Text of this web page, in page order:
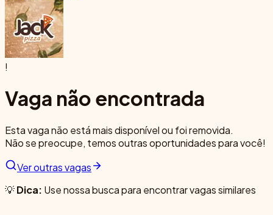
!
Vaga não encontrada
Esta vaga não está mais disponível ou foi removida.
Não se preocupe, temos outras oportunidades para você!
Ver outras vagas
💡Dica: Use nossa busca para encontrar vagas similares